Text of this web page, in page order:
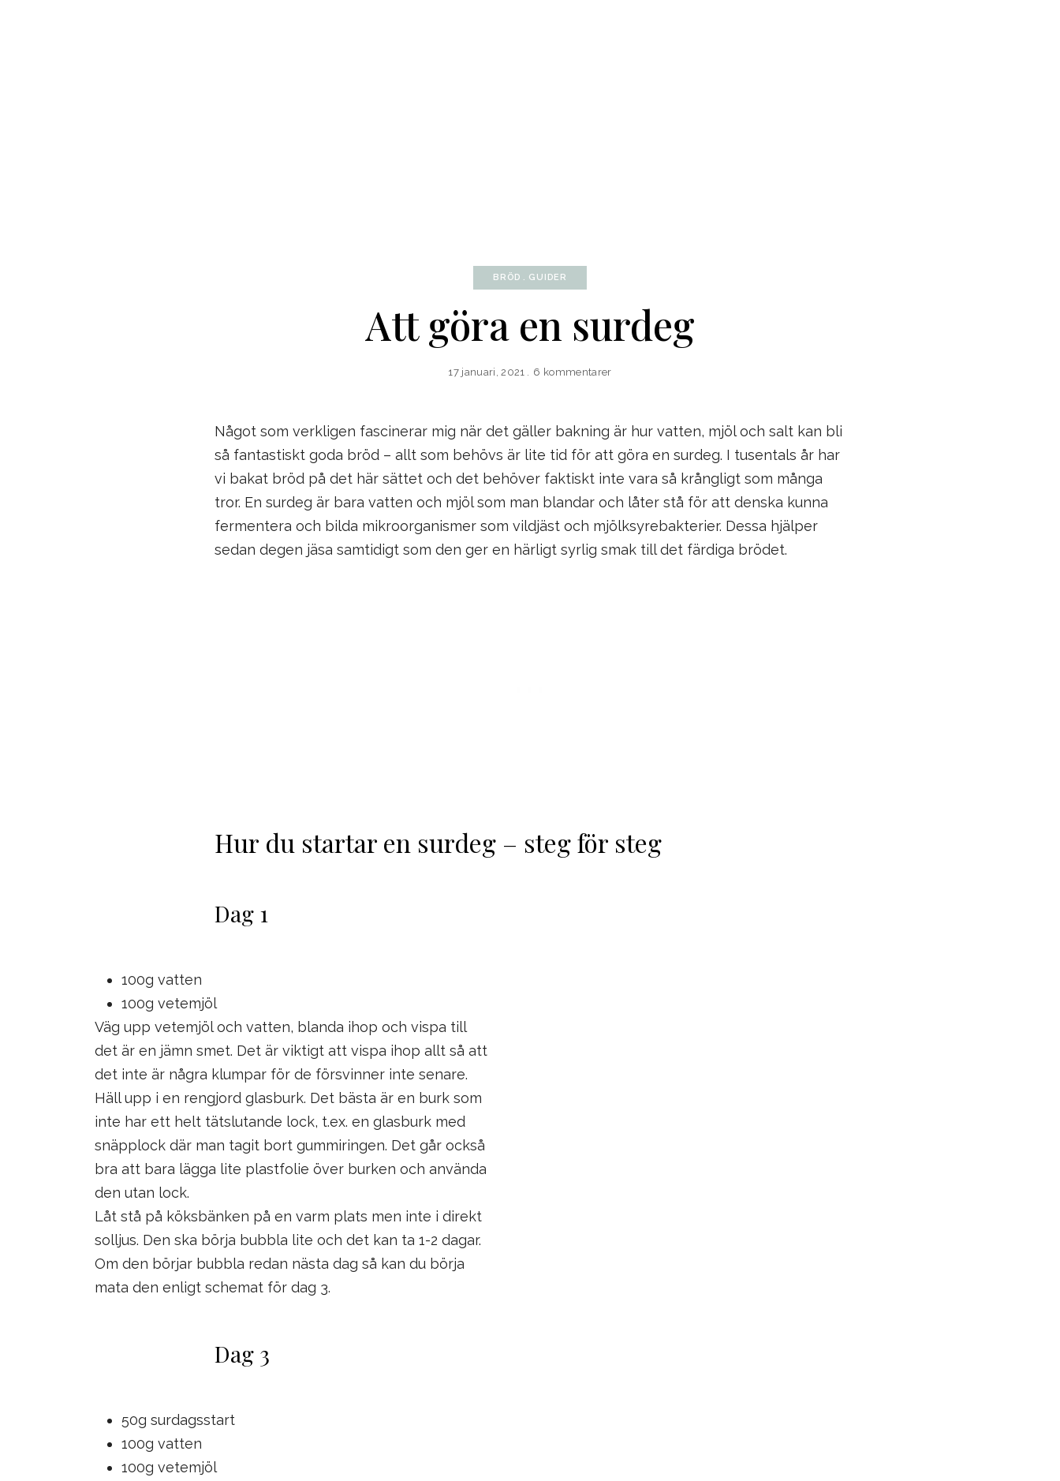
BRÖD GUIDER
Att göra en surdeg
17 januari, 2021 6 kommentarer
Något som verkligen fascinerar mig när det gäller bakning är hur vatten, mjöl och salt kan bli
så fantastiskt goda bröd – allt som behövs är lite tid för att göra en surdeg. I tusentals år har
vi bakat bröd på det här sättet och det behöver faktiskt inte vara så krångligt som många
tror. En surdeg är bara vatten och mjöl som man blandar och låter stå för att denska kunna
fermentera och bilda mikroorganismer som vildjäst och mjölksyrebakterier. Dessa hjälper
sedan degen jäsa samtidigt som den ger en härligt syrlig smak till det färdiga brödet.
Hur du startar en surdeg – steg för steg
Dag 1
100g vatten
100g vetemjöl
Väg upp vetemjöl och vatten, blanda ihop och vispa till
det är en jämn smet. Det är viktigt att vispa ihop allt så att
det inte är några klumpar för de försvinner inte senare.
Häll upp i en rengjord glasburk. Det bästa är en burk som
inte har ett helt tätslutande lock, t.ex. en glasburk med
snäpplock där man tagit bort gummiringen. Det går också
bra att bara lägga lite plastfolie över burken och använda
den utan lock.
Låt stå på köksbänken på en varm plats men inte i direkt
solljus. Den ska börja bubbla lite och det kan ta 1-2 dagar.
Om den börjar bubbla redan nästa dag så kan du börja
mata den enligt schemat för dag 3.
Dag 3
50g surdagsstart
100g vatten
100g vetemjöl